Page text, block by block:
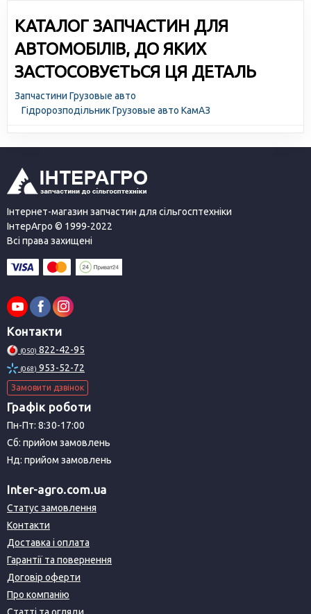
КАТАЛОГ ЗАПЧАСТИН ДЛЯ
АВТОМОБІЛІВ, ДО ЯКИХ
ЗАСТОСОВУЄТЬСЯ ЦЯ ДЕТАЛЬ
Запчастини Грузовые авто
Гідророзподільник Грузовые авто КамАЗ
Інтернет-магазин запчастин для сільгосптехніки
ІнтерАгро © 1999-2022
Всі права захищені
Контакти
(050) 822-42-95
(068) 953-52-72
Замовити дзвінок
Графік роботи
Пн-Пт: 8:30-17:00
Сб: прийом замовлень
Нд: прийом замовлень
Inter-agro.com.ua
Статус замовлення
Контакти
Доставка і оплата
Гарантії та повернення
Договір оферти
Про компанію